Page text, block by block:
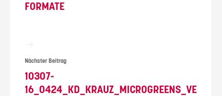
FORMATE
Nächster Beitrag
10307-
16_0424_KD_KRAUZ_MICROGREENS_VE